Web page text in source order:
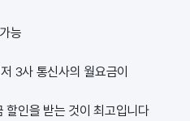
능
3사 통신사의 월요금이
인을 받는 것이 최고입니다